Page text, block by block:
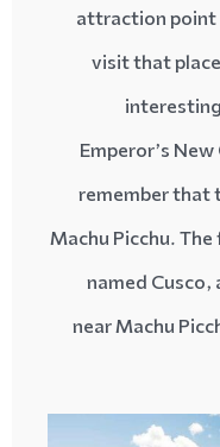
attraction point
visit that
Emperor’s
remember that
Machu Picchu.
named
near Machu